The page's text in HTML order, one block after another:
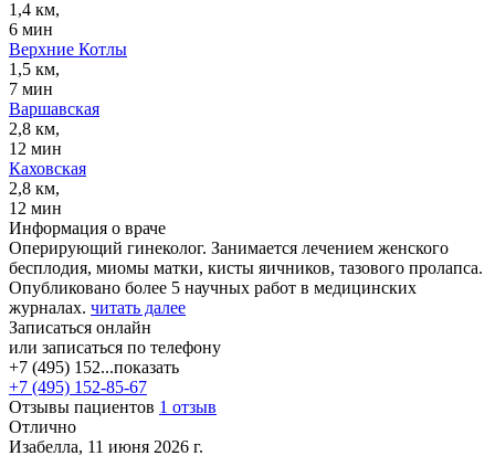
1,4 км,
6 мин
Верхние Котлы
1,5 км,
7 мин
Варшавская
2,8 км,
12 мин
Каховская
2,8 км,
12 мин
Информация о враче
Оперирующий гинеколог. Занимается лечением женского
бесплодия, миомы матки, кисты яичников, тазового пролапса.
Опубликовано более 5 научных работ в медицинских
журналах. читать далее
Записаться онлайн
или записаться по телефону
+7 (495) 152...показать
+7 (495) 152-85-67
Отзывы пациентов 1 отзыв
Отлично
Изабелла, 11 июня 2026 г.